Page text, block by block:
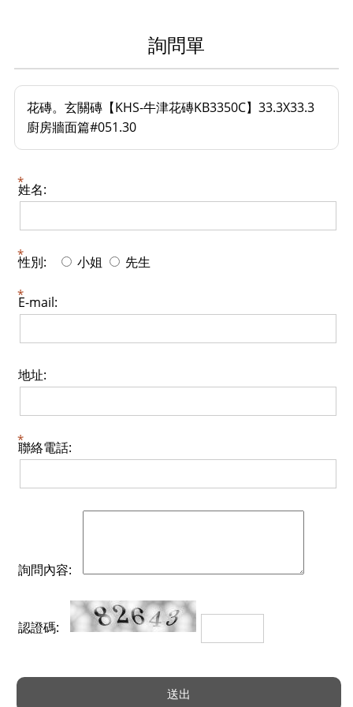
詢問單
花磚。玄關磚【KHS-牛津花磚KB3350C】33.3X33.3
廚房牆面篇#051.30
姓名:
性別: 小姐 先生
E-mail:
地址:
聯絡電話:
詢問內容:
認證碼: